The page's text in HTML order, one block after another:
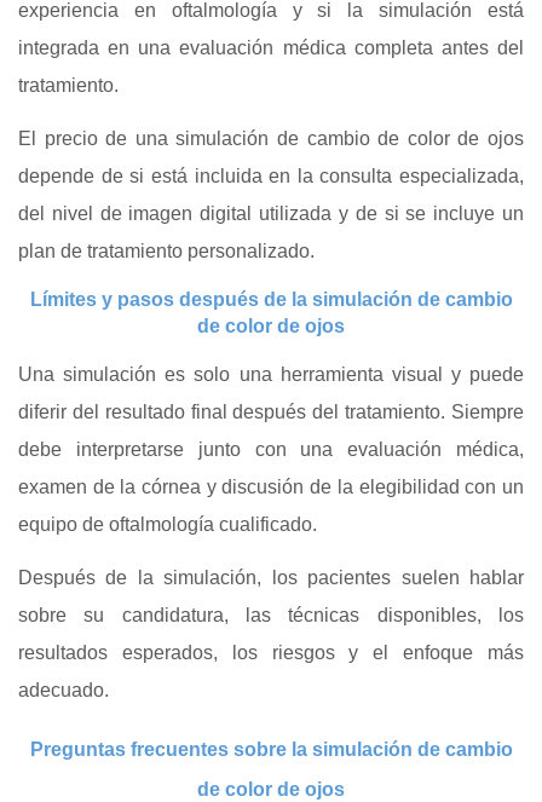
experiencia en oftalmología y si la simulación está
integrada en una evaluación médica completa antes del
tratamiento.
El precio de una simulación de cambio de color de ojos
depende de si está incluida en la consulta especializada,
del nivel de imagen digital utilizada y de si se incluye un
plan de tratamiento personalizado.
Límites y pasos después de la simulación de cambio
de color de ojos
Una simulación es solo una herramienta visual y puede
diferir del resultado final después del tratamiento. Siempre
debe interpretarse junto con una evaluación médica,
examen de la córnea y discusión de la elegibilidad con un
equipo de oftalmología cualificado.
Después de la simulación, los pacientes suelen hablar
sobre su candidatura, las técnicas disponibles, los
resultados esperados, los riesgos y el enfoque más
adecuado.
Preguntas frecuentes sobre la simulación de cambio
de color de ojos